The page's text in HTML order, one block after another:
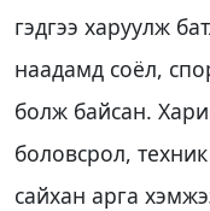
гэдгээ харуулж
наадамд соёл,
болж байсан.
боловсрол,
сайхан арга